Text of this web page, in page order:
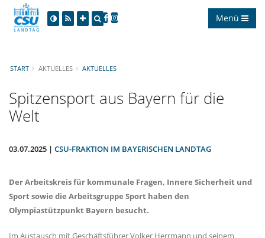
Menü
START AKTUELLES AKTUELLES
Spitzensport aus Bayern für die
Welt
03.07.2025 | CSU-FRAKTION IM BAYERISCHEN LANDTAG
Der Arbeitskreis für kommunale Fragen, Innere Sicherheit und
Sport sowie die Arbeitsgruppe Sport haben den
Olympiastützpunkt Bayern besucht.
Im Austausch mit Geschäftsführer Volker Herrmann und seinem